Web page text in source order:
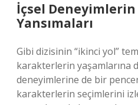
İçsel
Yansımaları
Gibi dizisinin “ikinci yol”
karakterlerin yaşamlarına
deneyimlerine de bir
karakterlerin seçimlerini